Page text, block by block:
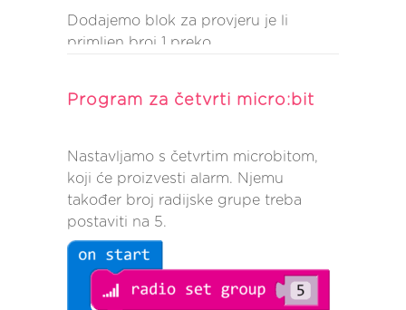
Zbog mogućeg porasta temperature
uslijed prirodnih uvjeta (toplina
temperatura porasla dakle za dva ili
radiokomunikacije (kojeg će primiti
četvrti, alarmni microbit) kao znak da
je izbio požar.
Dodajemo blok za provjeru je li
primljen broj 1 preko
receivedNumber, zatim provjera je li
Prvo dodajemo novu varijblu (Sjena).
Program za četvrti micro:bit
Nastavljamo s četvrtim microbitom,
koji će proizvesti alarm. Njemu
također broj radijske grupe treba
postaviti na 5.